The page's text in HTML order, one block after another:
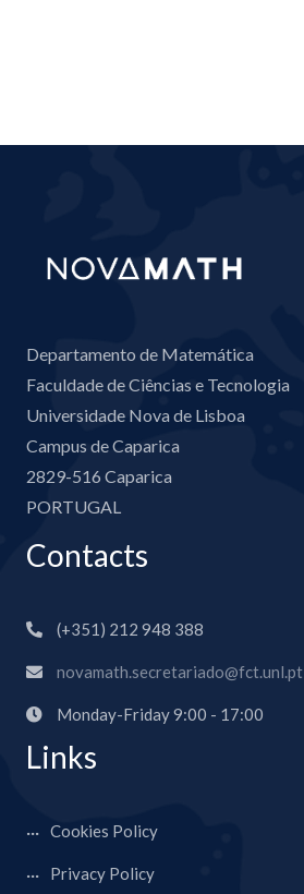
Departamento de Matemática
Faculdade de Ciências e Tecnologia
Universidade Nova de Lisboa
Campus de Caparica
2829-516 Caparica
PORTUGAL
Contacts
(+351) 212 948 388
novamath.secretariado@fct.unl.pt
Monday-Friday 9:00 - 17:00
Links
Cookies Policy
Privacy Policy